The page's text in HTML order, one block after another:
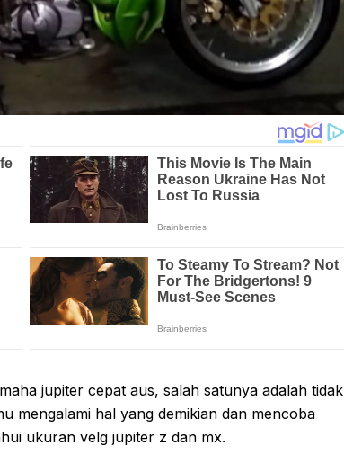
jupiter cepat aus, salah satunya adalah tidak
mengalami hal yang demikian dan mencoba
ukuran velg jupiter z dan mx.